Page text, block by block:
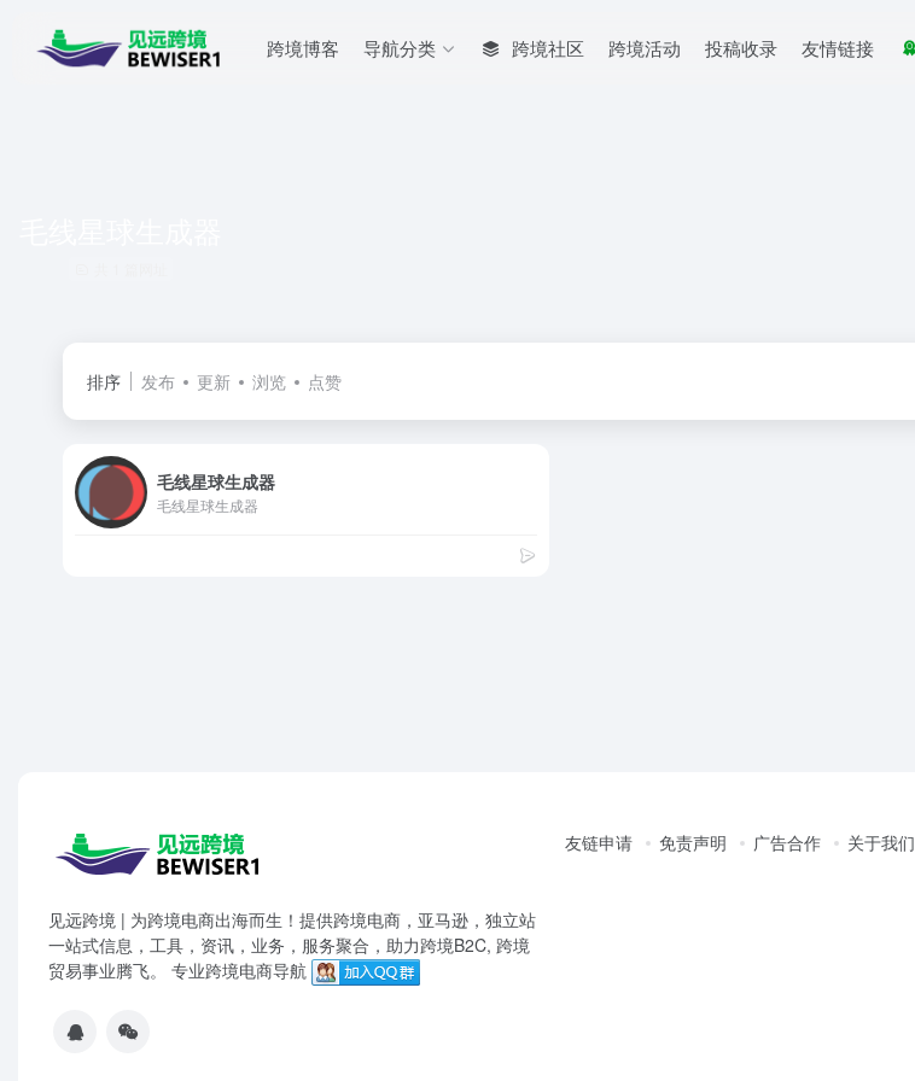
跨境博客 导航分类 跨境社区 跨境活动 投稿收录 友情链接
排序 发布 更新 浏览 点赞
毛线星球生成器
毛线星球生成器
见远跨境 | 为跨境电商出海而生！提供跨境电商，亚马逊，独立站
一站式信息，工具，资讯，业务，服务聚合，助力跨境B2C, 跨境
贸易事业腾飞。 专业跨境电商导航
友链申请 免责声明 广告合作 关于我们